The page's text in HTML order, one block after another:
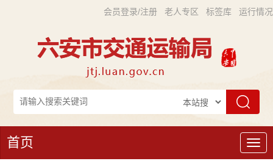
会员登录/注册 老人专区 标签库 运行情况
导
航
首页